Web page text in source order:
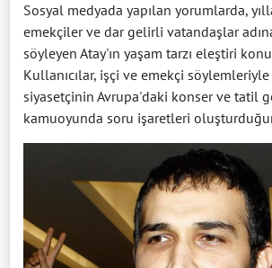
Sosyal medyada yapılan yorumlarda,
emekçiler ve dar gelirli vatandaşlar
söyleyen Atay'ın yaşam tarzı eleştiri
Kullanıcılar, işçi ve emekçi
siyasetçinin Avrupa'daki konser ve tatil
kamuoyunda soru işaretleri